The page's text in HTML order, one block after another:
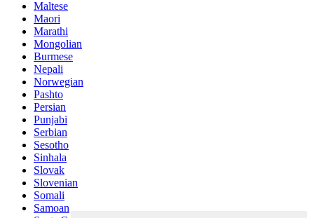
Maltese
Maori
Marathi
Mongolian
Burmese
Nepali
Norwegian
Pashto
Persian
Punjabi
Serbian
Sesotho
Sinhala
Slovak
Slovenian
Somali
Samoan